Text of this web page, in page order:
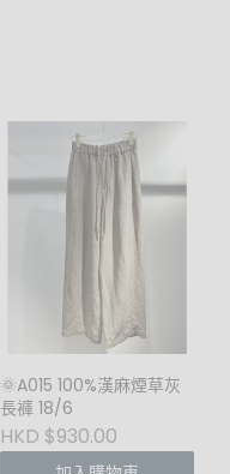
🌞A015 100%漢麻煙草灰
長褲 18/6
HKD $930.00